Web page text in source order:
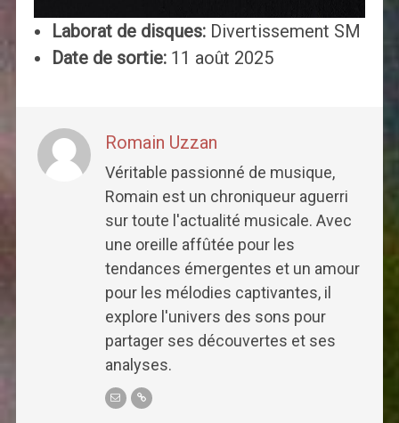
Laborat de disques:Divertissement SM
Date de sortie:11 août 2025
Romain Uzzan
Véritable passionné de musique,
Romain est un chroniqueur aguerri
sur toute l'actualité musicale. Avec
une oreille affûtée pour les
tendances émergentes et un amour
pour les mélodies captivantes, il
explore l'univers des sons pour
partager ses découvertes et ses
analyses.